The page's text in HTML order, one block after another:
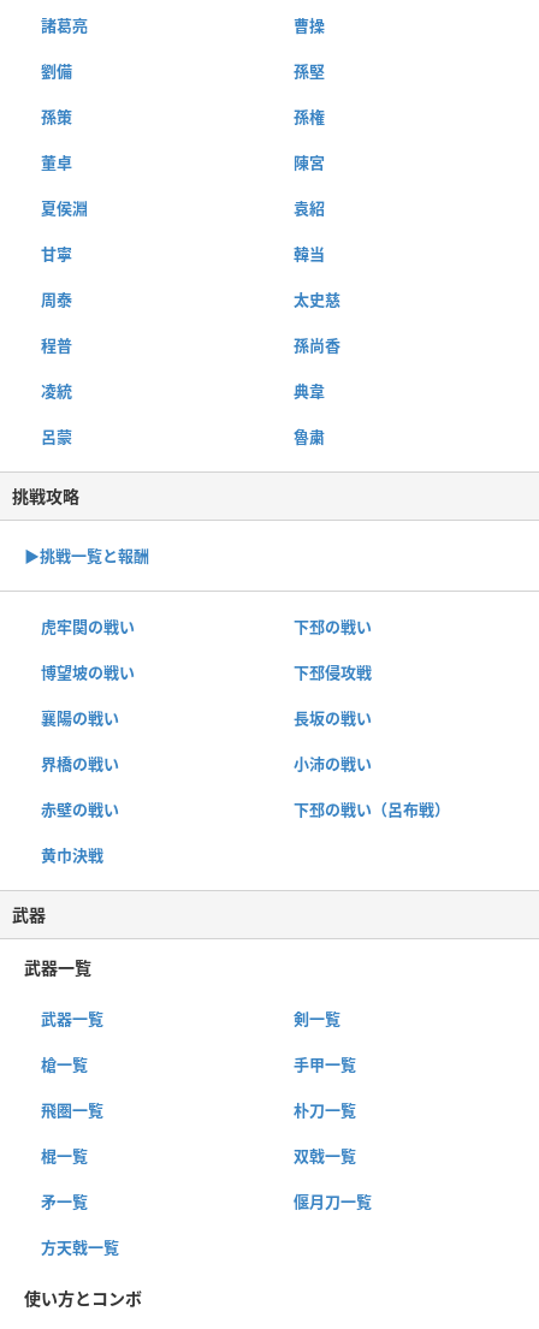
諸葛亮 曹操
劉備 孫堅
孫策 孫権
董卓 陳宮
夏侯淵 袁紹
甘寧 韓当
周泰 太史慈
程普 孫尚香
凌統 典韋
呂蒙 魯粛
挑戦攻略
▶︎挑戦一覧と報酬
虎牢関の戦い 下邳の戦い
博望坡の戦い 下邳侵攻戦
襄陽の戦い 長坂の戦い
界橋の戦い 小沛の戦い
赤壁の戦い 下邳の戦い（呂布戦）
黄巾決戦
武器
武器一覧
武器一覧 剣一覧
槍一覧 手甲一覧
飛圏一覧 朴刀一覧
棍一覧 双戟一覧
矛一覧 偃月刀一覧
方天戟一覧
使い方とコンボ